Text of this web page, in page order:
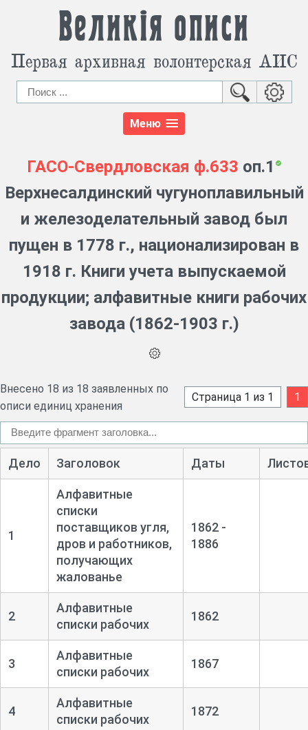
Великія описи
Первая архивная волонтерская АИС
Меню
ГАСО-Свердловская ф.633 оп.1
Верхнесалдинский чугуноплавильный
и железоделательный завод был
пущен в 1778 г., национализирован в
1918 г. Книги учета выпускаемой
продукции; алфавитные книги рабочих
завода (1862-1903 г.)
Внесено 18 из 18 заявленных по
описи единиц хранения
Страница 1 из 1 1
Дело Заголовок Даты
1
Алфавитные
списки
поставщиков угля,
дров и работников,
получающих
жалованье
1862 -
1886
2
Алфавитные
списки рабочих
1862
3
Алфавитные
списки рабочих
1867
4
Алфавитные
списки рабочих
1872